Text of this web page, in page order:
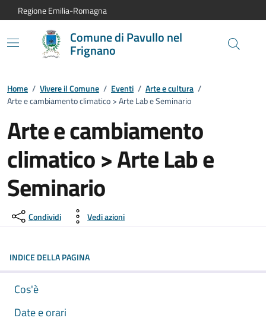
Vai al contenuto principale
Vai alla navigazione del sito
Vai al piede di pagina
Regione Emilia-Romagna
Comune di Pavullo nel
Frignano
Home / Vivere il Comune / Eventi / Arte e cultura /
Arte e cambiamento climatico > Arte Lab e Seminario
Arte e cambiamento
climatico > Arte Lab e
Seminario
Dettagli dell'evento:
Condividi Vedi azioni
INDICE DELLA PAGINA
Cos'è
Date e orari